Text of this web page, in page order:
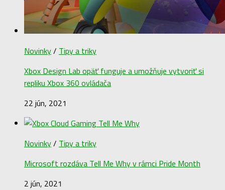
Novinky/ Tipy a triky
Xbox Design Lab opäť funguje a umožňuje vytvoriť si
repliku Xbox 360 ovládača
22 jún, 2021
Novinky/ Tipy a triky
Microsoft rozdáva Tell Me Why v rámci Pride Month
2 jún, 2021